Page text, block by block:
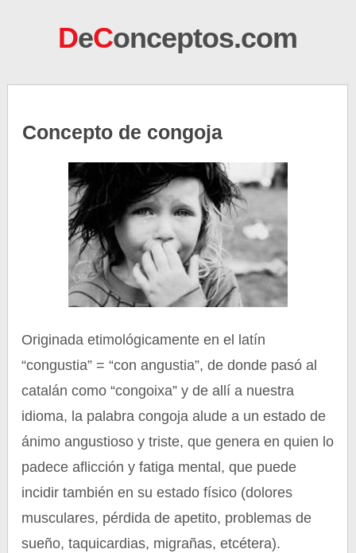
DeConceptos.com
Concepto de congoja
Originada etimológicamente en el latín
“congustia” = “con angustia”, de donde pasó al
catalán como “congoixa” y de allí a nuestra
idioma, la palabra congoja alude a un estado de
ánimo angustioso y triste, que genera en quien lo
padece aflicción y fatiga mental, que puede
incidir también en su estado físico (dolores
musculares, pérdida de apetito, problemas de
sueño, taquicardias, migrañas, etcétera).